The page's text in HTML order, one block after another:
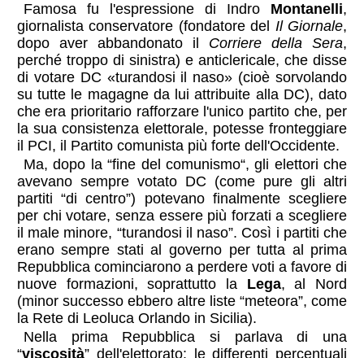
Famosa fu l'espressione di Indro Montanelli,
giornalista conservatore (fondatore del Il Giornale,
dopo aver abbandonato il Corriere della Sera,
perché troppo di sinistra) eanticlericale, che disse
di votare DC «turandosi il naso» (cioè sorvolando
su tutte le magagne da lui attribuite alla DC), dato
che era prioritario rafforzare l'unico partito che, per
la sua consistenza elettorale, potesse fronteggiare
il PCI, il Partito comunista più forte dell'Occidente.
Ma, dopo la “fine del comunismo“, gli elettori che
avevano sempre votato DC (come pure gli altri
partiti “di centro”) potevano finalmente scegliere
per chi votare, senza essere più forzati a scegliere
il male minore, “turandosi il naso”. Così i partiti che
erano sempre stati al governo per tutta al prima
Repubblica cominciarono a perdere voti a favore di
nuove formazioni, soprattutto la Lega, al Nord
(minor successo ebbero altre liste “meteora”, come
la Rete di Leoluca Orlando in Sicilia).
Nella prima Repubblica si parlava di una
“viscosità” dell'elettorato: le differenti percentuali